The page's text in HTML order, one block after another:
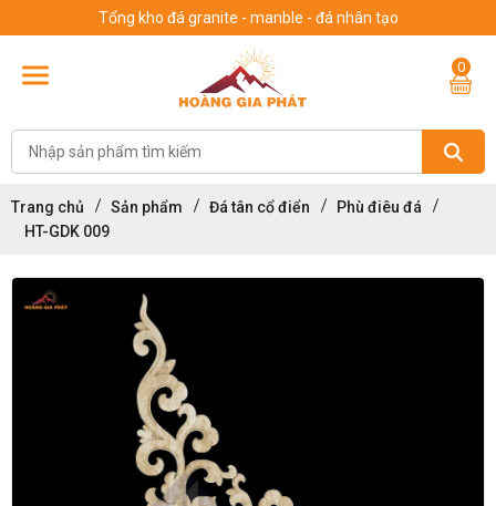
Tổng kho đá granite - manble - đá nhân tạo
0
Trang chủ Sản phẩm Đá tân cổ điển
Phù điêu đá
HT-GDK 009